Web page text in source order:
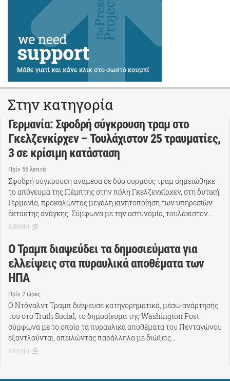
Στην κατηγορία
Γερμανία: Σφοδρή σύγκρουση τραμ στο
Γκελζενκίρχεν – Τουλάχιστον 25 τραυματίες,
3 σε κρίσιμη κατάσταση
Πρίν 55 λεπτά
Σφοδρή σύγκρουση ανάμεσα σε δύο συρμούς τραμ σημειώθηκε
το απόγευμα της Πέμπτης στην πόλη Γκελζενκίρχεν, στη δυτική
Γερμανία, προκαλώντας μεγάλη κινητοποίηση των υπηρεσιών
έκτακτης ανάγκης. Σύμφωνα με την αστυνομία, τουλάχιστον…
ΔΙΕΘΝΗ
Ο Τραμπ διαψεύδει τα δημοσιεύματα για
ελλείψεις στα πυραυλικά αποθέματα των
ΗΠΑ
Πρίν 2 ώρες
Ο Ντόναλντ Τραμπ διέψευσε κατηγορηματικά, μέσω ανάρτησής
του στο Truth Social, το δημοσίευμα της Washington Post
σύμφωνα με το οποίο τα πυραυλικά αποθέματα του Πενταγώνου
εξαντλούνται, απειλώντας παράλληλα με διώξεις…
ΔΙΕΘΝΗ